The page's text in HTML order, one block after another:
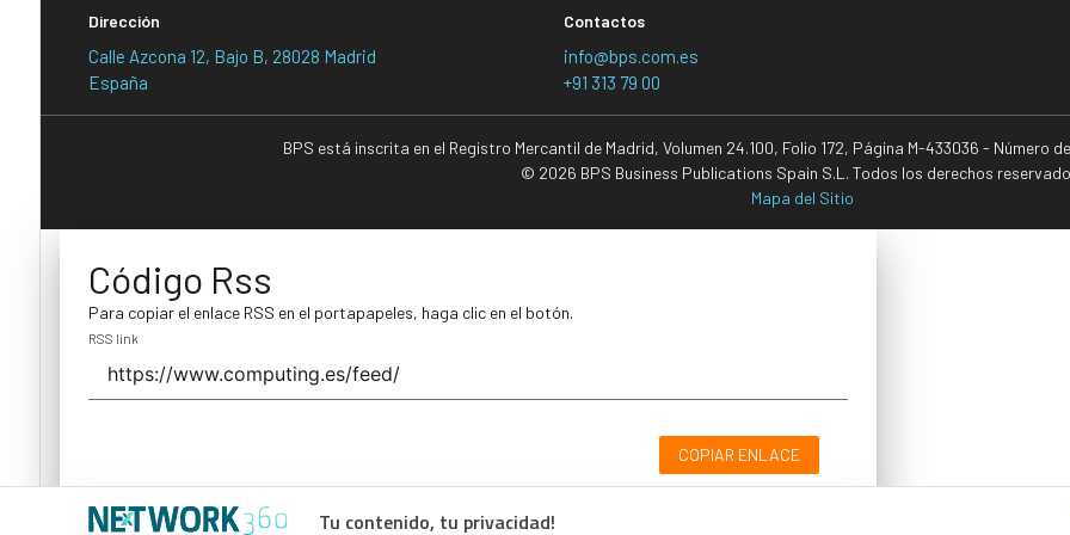
Tu contenido, tu privacidad!
Dirección
Calle Azcona 12, Bajo B, 28028 Madrid
España
Contactos
info@bps.com.es
+91 313 79 00
BPS está inscrita en el Registro Mercantil de Madrid, Volumen 24.100, Folio 172, Página M-433036 - Número
© 2026 BPS Business Publications Spain S.L. Todos los derechos
Mapa del Sitio
Código Rss
Para copiar el enlace RSS en el portapapeles, haga clic en el botón.
RSS link
COPIAR ENLACE